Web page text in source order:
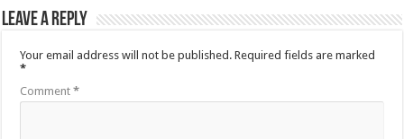
Leave a Reply
Your email address will not be published. Required fields are marked
*
Comment*